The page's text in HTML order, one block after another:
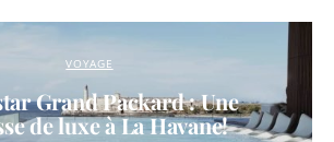
VOYAGE
Grand Packard : Une
de luxe à La Havane!